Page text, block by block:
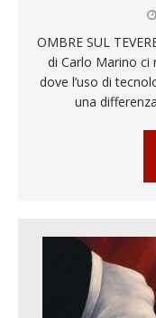
OMBRE SUL
di Carlo Marino ci
dove l’uso di
una